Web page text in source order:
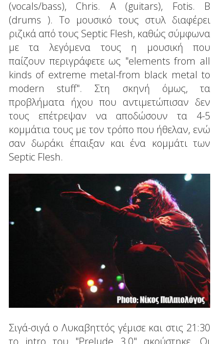
(vocals/bass), Chris. A (guitars), Fotis. B
(drums ). Το μουσικό τους στυλ διαφέρει
ριζικά από τους Septic Flesh, καθώς σύμφωνα
με τα λεγόμενα τους η μουσική που
παίζουν περιγράφετε ως "elements from all
kinds of extreme metal-from black metal to
modern stuff". Στη σκηνή όμως, τα
προβλήματα ήχου που αντιμετώπισαν δεν
τους επέτρεψαν να αποδώσουν τα 4-5
κομμάτια τους με τον τρόπο που ήθελαν, ενώ
σαν δωράκι έπαιξαν και ένα κομμάτι των
Septic Flesh.
Σιγά-σιγά ο Λυκαβηττός γέμισε και στις 21:30